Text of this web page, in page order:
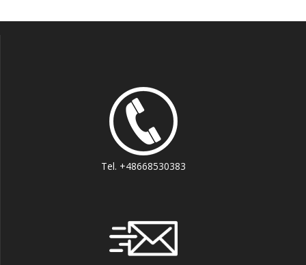
Tel. +48668530383